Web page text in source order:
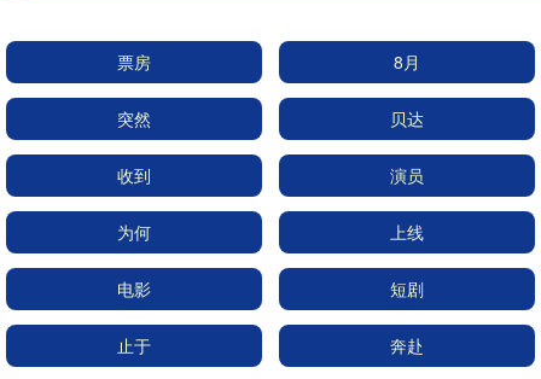
票房 8月
突然 贝达
收到 演员
为何 上线
电影 短剧
止于 奔赴